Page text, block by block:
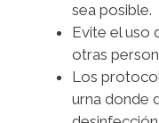
sea posible.
Evite el uso
otras
Los
urna donde